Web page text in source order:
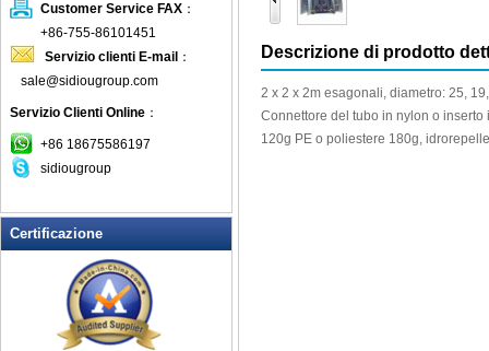
Mobili in teak
Mosaico mobili da giardino
Panche invasatura
Panchina da giardino
Patio Set
Pits fuoco all'aperto
Rocking Chairs all'aperto
Sedia pieghevole
Sedie patio esterno
Tavoli da picnic
Tempo libero Tabella
Customer Service FAX ：
+86-755-86101451
Servizio clienti E-mail ：
sale@sidiougroup.com
Servizio Clienti Online ：
+86 18675586197
sidiougroup
Certificazione
Descrizione di prodotto
2 x 2 x 2m esagonali, diametro: 25, 19
Connettore del tubo in nylon o inserto
120g PE o poliestere 180g,